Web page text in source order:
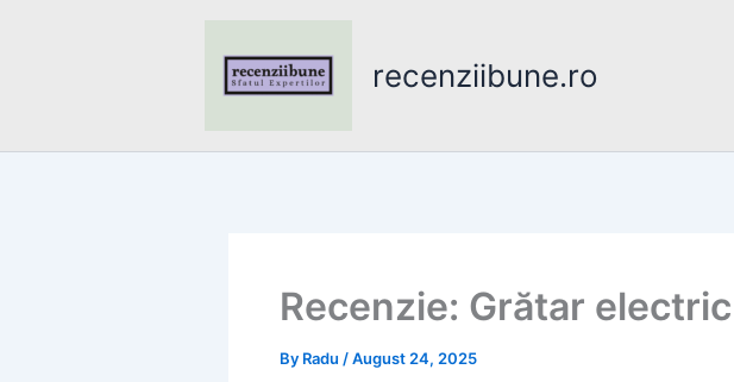
recenziibune.ro
Recenzie: Grătar
By Radu /August 24, 2025